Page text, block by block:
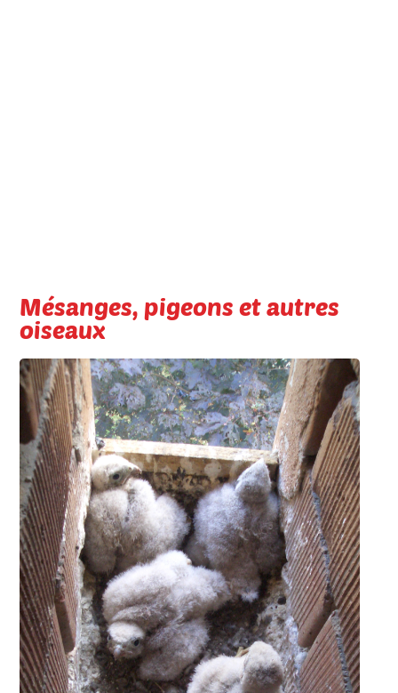
Mésanges, pigeons et autres
oiseaux